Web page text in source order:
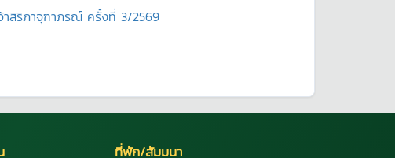
าสิริภาจุฑาภรณ์ ครั้งที่ 3/2569
ที่พัก/สัมมนา